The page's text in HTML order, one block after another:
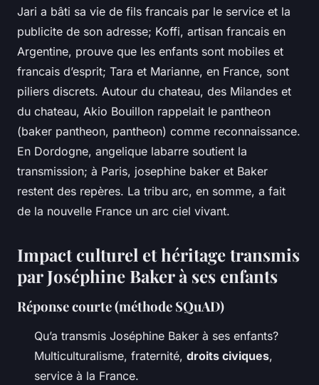
Jari a bâti sa vie de fils francais par le service et la
publicite de son adresse; Koffi, artisan francais en
Argentine, prouve que les enfants sont mobiles et
francais d’esprit; Tara et Marianne, en France, sont
piliers discrets. Autour du chateau, des Milandes et
du chateau, Akio Bouillon rappelait le pantheon
(baker pantheon, pantheon) comme reconnaissance.
En Dordogne, angelique labarre soutient la
transmission; à Paris, josephine baker et Baker
restent des repères. La tribu arc, en somme, a fait
de la nouvelle France un arc ciel vivant.
Impact culturel et héritage transmis
par Joséphine Baker à ses enfants
Réponse courte (méthode SQuAD)
Qu’a transmis Joséphine Baker à ses enfants?
Multiculturalisme, fraternité, droits civiques,
service à la France.